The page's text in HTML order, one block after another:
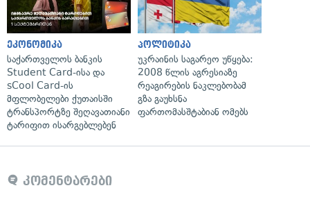
ეკონომიკა
საქართველოს ბანკის
Student Card-ისა და
sCool Card-ის
მფლობელები ქუთაისში
ტრანსპორტზე შეღავათიანი
ტარიფით ისარგებლებენ
პოლიტიკა
უკრაინის საგარეო უწყება:
2008 წლის აგრესიაზე
რეაგირების ნაკლებობამ
გზა გაუხსნა
ფართომასშტაბიან ომებს
კომენტარები